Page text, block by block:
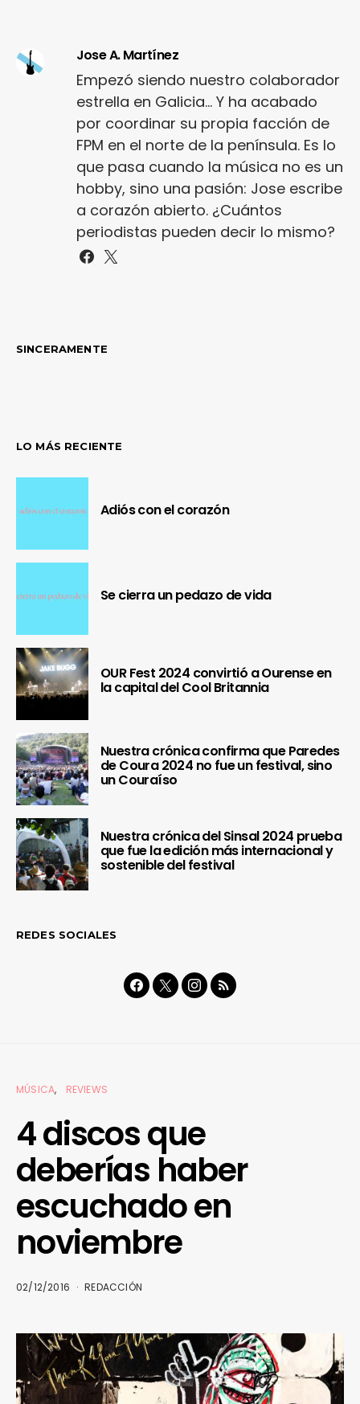
Jose A. Martínez
Empezó siendo nuestro colaborador
estrella en Galicia... Y ha acabado
por coordinar su propia facción de
FPM en el norte de la península. Es lo
que pasa cuando la música no es un
hobby, sino una pasión: Jose escribe
a corazón abierto. ¿Cuántos
periodistas pueden decir lo mismo?
SINCERAMENTE
LO MÁS RECIENTE
Adiós con el corazón
Se cierra un pedazo de vida
OUR Fest 2024 convirtió a Ourense en
la capital del Cool Britannia
Nuestra crónica confirma que Paredes
de Coura 2024 no fue un festival, sino
un Couraíso
Nuestra crónica del Sinsal 2024 prueba
que fue la edición más internacional y
sostenible del festival
REDES SOCIALES
MÚSICA REVIEWS
4 discos que
deberías haber
escuchado en
noviembre
02/12/2016 REDACCIÓN